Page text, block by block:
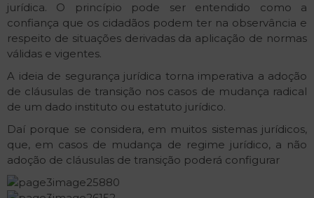
jurídica. O princípio pode ser entendido como a
confiança que os cidadãos podem ter na observância e
respeito de situações derivadas da aplicação de normas
válidas e vigentes.
A ideia de segurança jurídica torna imperativa a adoção
de cláusulas de transição nos casos de mudança radical
de um dado instituto ou estatuto jurídico.
Daí porque se considera, em muitos sistemas jurídicos,
que, em casos de mudança de regime jurídico, a não
adoção de cláusulas de transição poderá configurar